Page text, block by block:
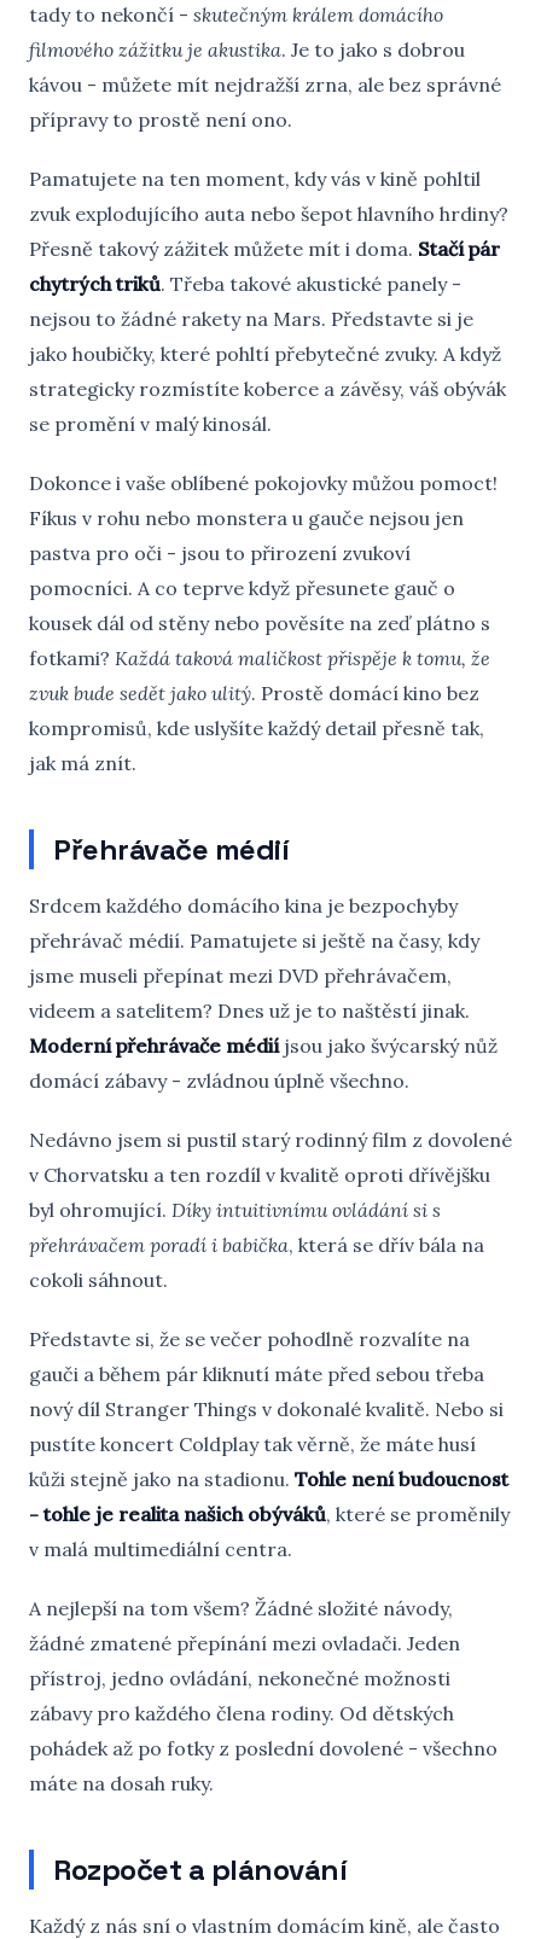
tady to nekončí - skutečným králem domácího
filmového zážitku je akustika. Je to jako s dobrou
kávou - můžete mít nejdražší zrna, ale bez správné
přípravy to prostě není ono.
Pamatujete na ten moment, kdy vás v kině pohltil
zvuk explodujícího auta nebo šepot hlavního hrdiny?
Přesně takový zážitek můžete mít i doma. Stačí pár
chytrých triků. Třeba takové akustické panely -
nejsou to žádné rakety na Mars. Představte si je
jako houbičky, které pohltí přebytečné zvuky. A když
strategicky rozmístíte koberce a závěsy, váš obývák
se promění v malý kinosál.
Dokonce i vaše oblíbené pokojovky můžou pomoct!
Fíkus v rohu nebo monstera u gauče nejsou jen
pastva pro oči - jsou to přirození zvukoví
pomocníci. A co teprve když přesunete gauč o
kousek dál od stěny nebo pověsíte na zeď plátno s
fotkami? Každá taková maličkost přispěje k tomu, že
zvuk bude sedět jako ulitý. Prostě domácí kino bez
kompromisů, kde uslyšíte každý detail přesně tak,
jak má znít.
Přehrávače médií
Srdcem každého domácího kina je bezpochyby
přehrávač médií. Pamatujete si ještě na časy, kdy
jsme museli přepínat mezi DVD přehrávačem,
videem a satelitem? Dnes už je to naštěstí jinak.
Moderní přehrávače médiíjsou jako švýcarský nůž
domácí zábavy - zvládnou úplně všechno.
Nedávno jsem si pustil starý rodinný film z dovolené
v Chorvatsku a ten rozdíl v kvalitě oproti dřívějšku
byl ohromující. Díky intuitivnímu ovládání si s
přehrávačem poradí i babička, která se dřív bála na
cokoli sáhnout.
Představte si, že se večer pohodlně rozvalíte na
gauči a během pár kliknutí máte před sebou třeba
nový díl Stranger Things v dokonalé kvalitě. Nebo si
pustíte koncert Coldplay tak věrně, že máte husí
kůži stejně jako na stadionu. Tohle není budoucnost
- tohle je realita našich obýváků, které se proměnily
v malá multimediální centra.
A nejlepší na tom všem? Žádné složité návody,
žádné zmatené přepínání mezi ovladači. Jeden
přístroj, jedno ovládání, nekonečné možnosti
zábavy pro každého člena rodiny. Od dětských
pohádek až po fotky z poslední dovolené - všechno
máte na dosah ruky.
Rozpočet a plánování
Každý z nás sní o vlastním domácím kině, ale často